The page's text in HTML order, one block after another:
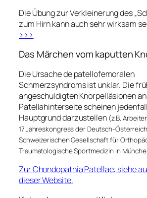
Die Übung zur Verkleinerung des
zum Hirn kann auch sehr wirksam
>>>
Das Märchen vom kaputten
Die Ursache de patellofemoralen
Schmerzsyndroms ist unklar. Die
angeschuldigten Knorpelläsionen
Patellahinterseite scheinen
Hauptgrund darzustellen (z.B.
17.Jahreskongress der Deutsch-
Schweizerischen Gesellschaft für
Traumatologische Sportmedizin in
Zur Chondopathia Patellae: siehe
dieser Website.